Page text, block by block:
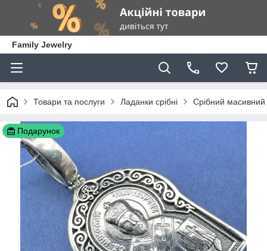
Family Jewelry
Товари та послуги Ладанки срібні Срібний масивний
Подарунок